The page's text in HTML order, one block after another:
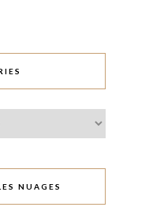
NUAGES